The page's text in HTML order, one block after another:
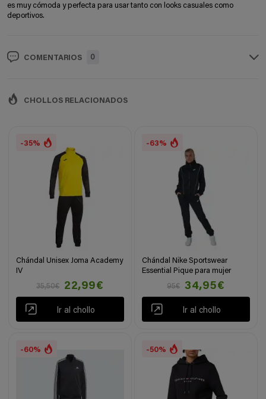
es muy cómoda y perfecta para usar tanto con looks casuales como
deportivos.
COMENTARIOS 0
CHOLLOS RELACIONADOS
-35%
Chándal Unisex Joma Academy
IV
35,50€
22,99€
Ir al chollo
-63%
Chándal Nike Sportswear
Essential Pique para mujer
95€
34,95€
Ir al chollo
-60% -50%